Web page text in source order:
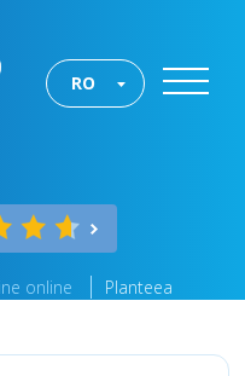
RO
online Planteea